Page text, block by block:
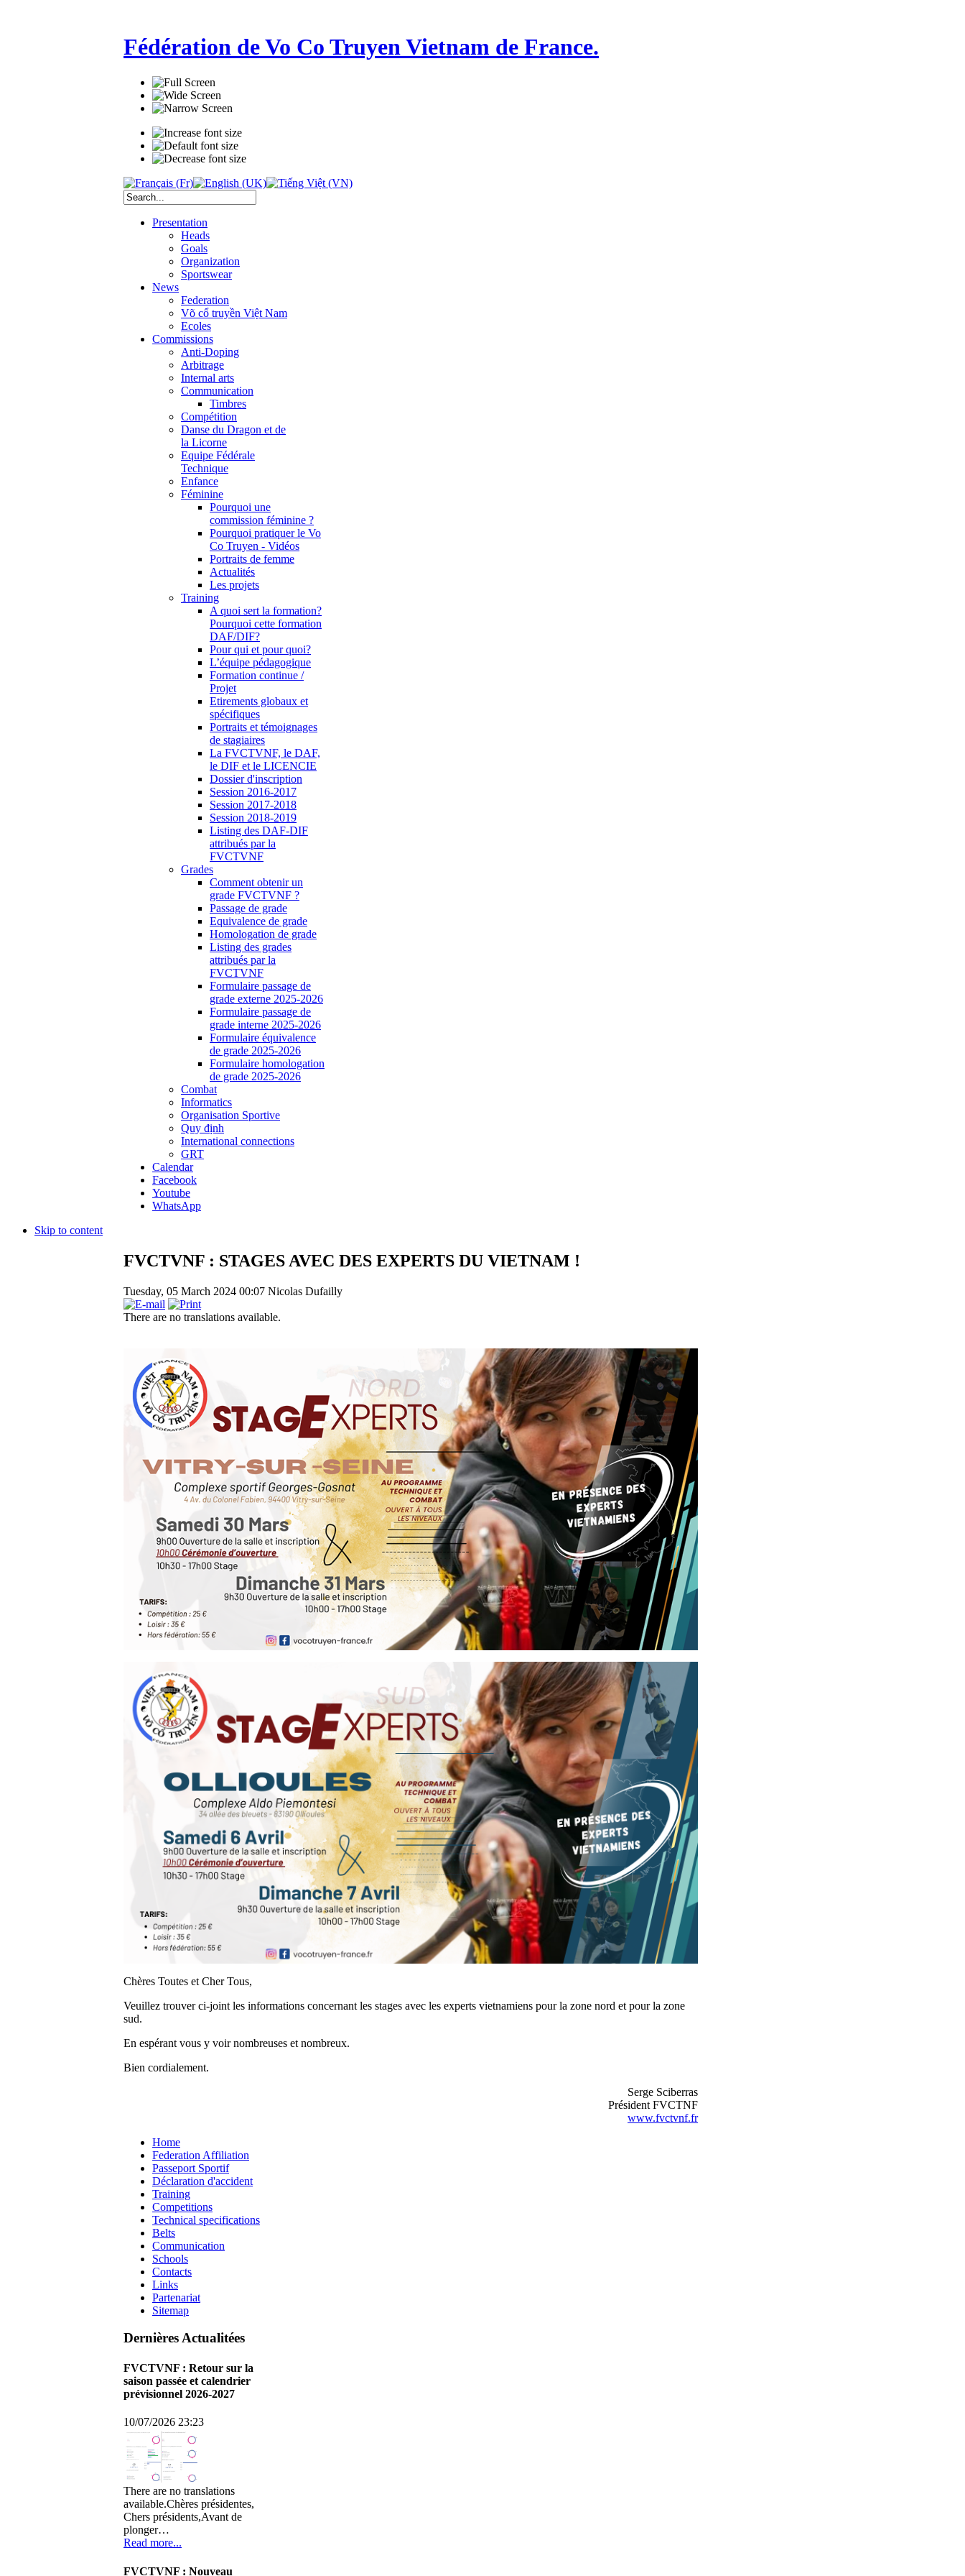
Fédération de Vo Co Truyen Vietnam de France.
Presentation
Heads
Goals
Organization
Sportswear
News
Federation
Võ cổ truyền Việt Nam
Ecoles
Commissions
Anti-Doping
Arbitrage
Internal arts
Communication
Timbres
Compétition
Danse du Dragon et de
la Licorne
Equipe Fédérale
Technique
Enfance
Féminine
Pourquoi une
commission féminine ?
Pourquoi pratiquer le Vo
Co Truyen - Vidéos
Portraits de femme
Actualités
Les projets
Training
A quoi sert la formation?
Pourquoi cette formation
DAF/DIF?
Pour qui et pour quoi?
L’équipe pédagogique
Formation continue /
Projet
Etirements globaux et
spécifiques
Portraits et témoignages
de stagiaires
La FVCTVNF, le DAF,
le DIF et le LICENCIE
Dossier d'inscription
Session 2016-2017
Session 2017-2018
Session 2018-2019
Listing des DAF-DIF
attribués par la
FVCTVNF
Grades
Comment obtenir un
grade FVCTVNF ?
Passage de grade
Equivalence de grade
Homologation de grade
Listing des grades
attribués par la
FVCTVNF
Formulaire passage de
grade externe 2025-2026
Formulaire passage de
grade interne 2025-2026
Formulaire équivalence
de grade 2025-2026
Formulaire homologation
de grade 2025-2026
Combat
Informatics
Organisation Sportive
Quy định
International connections
GRT
Calendar
Facebook
Youtube
WhatsApp
Skip to content
FVCTVNF : STAGES AVEC DES EXPERTS DU VIETNAM !
Tuesday, 05 March 2024 00:07 Nicolas Dufailly
There are no translations available.
Chères Toutes et Cher Tous,
Veuillez trouver ci-joint les informations concernant les stages avec les experts vietnamiens pour la zone nord et pour la zone
sud.
En espérant vous y voir nombreuses et nombreux.
Bien cordialement.
Serge Sciberras
Président FVCTNF
www.fvctvnf.fr
Home
Federation Affiliation
Passeport Sportif
Déclaration d'accident
Training
Competitions
Technical specifications
Belts
Communication
Schools
Contacts
Links
Partenariat
Sitemap
Dernières Actualitées
FVCTVNF : Retour sur la
saison passée et calendrier
prévisionnel 2026-2027
10/07/2026 23:23
There are no translations
available.Chères présidentes,
Chers présidents,Avant de
plonger…
Read more...
FVCTVNF : Nouveau